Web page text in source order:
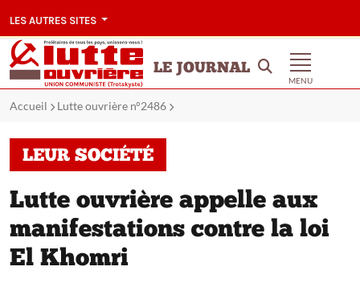
LES AUTRES SITES
LE JOURNAL
MENU
Accueil Lutte ouvrière n°2486
LEUR SOCIÉTÉ
Lutte ouvrière appelle aux
manifestations contre la loi
El Khomri